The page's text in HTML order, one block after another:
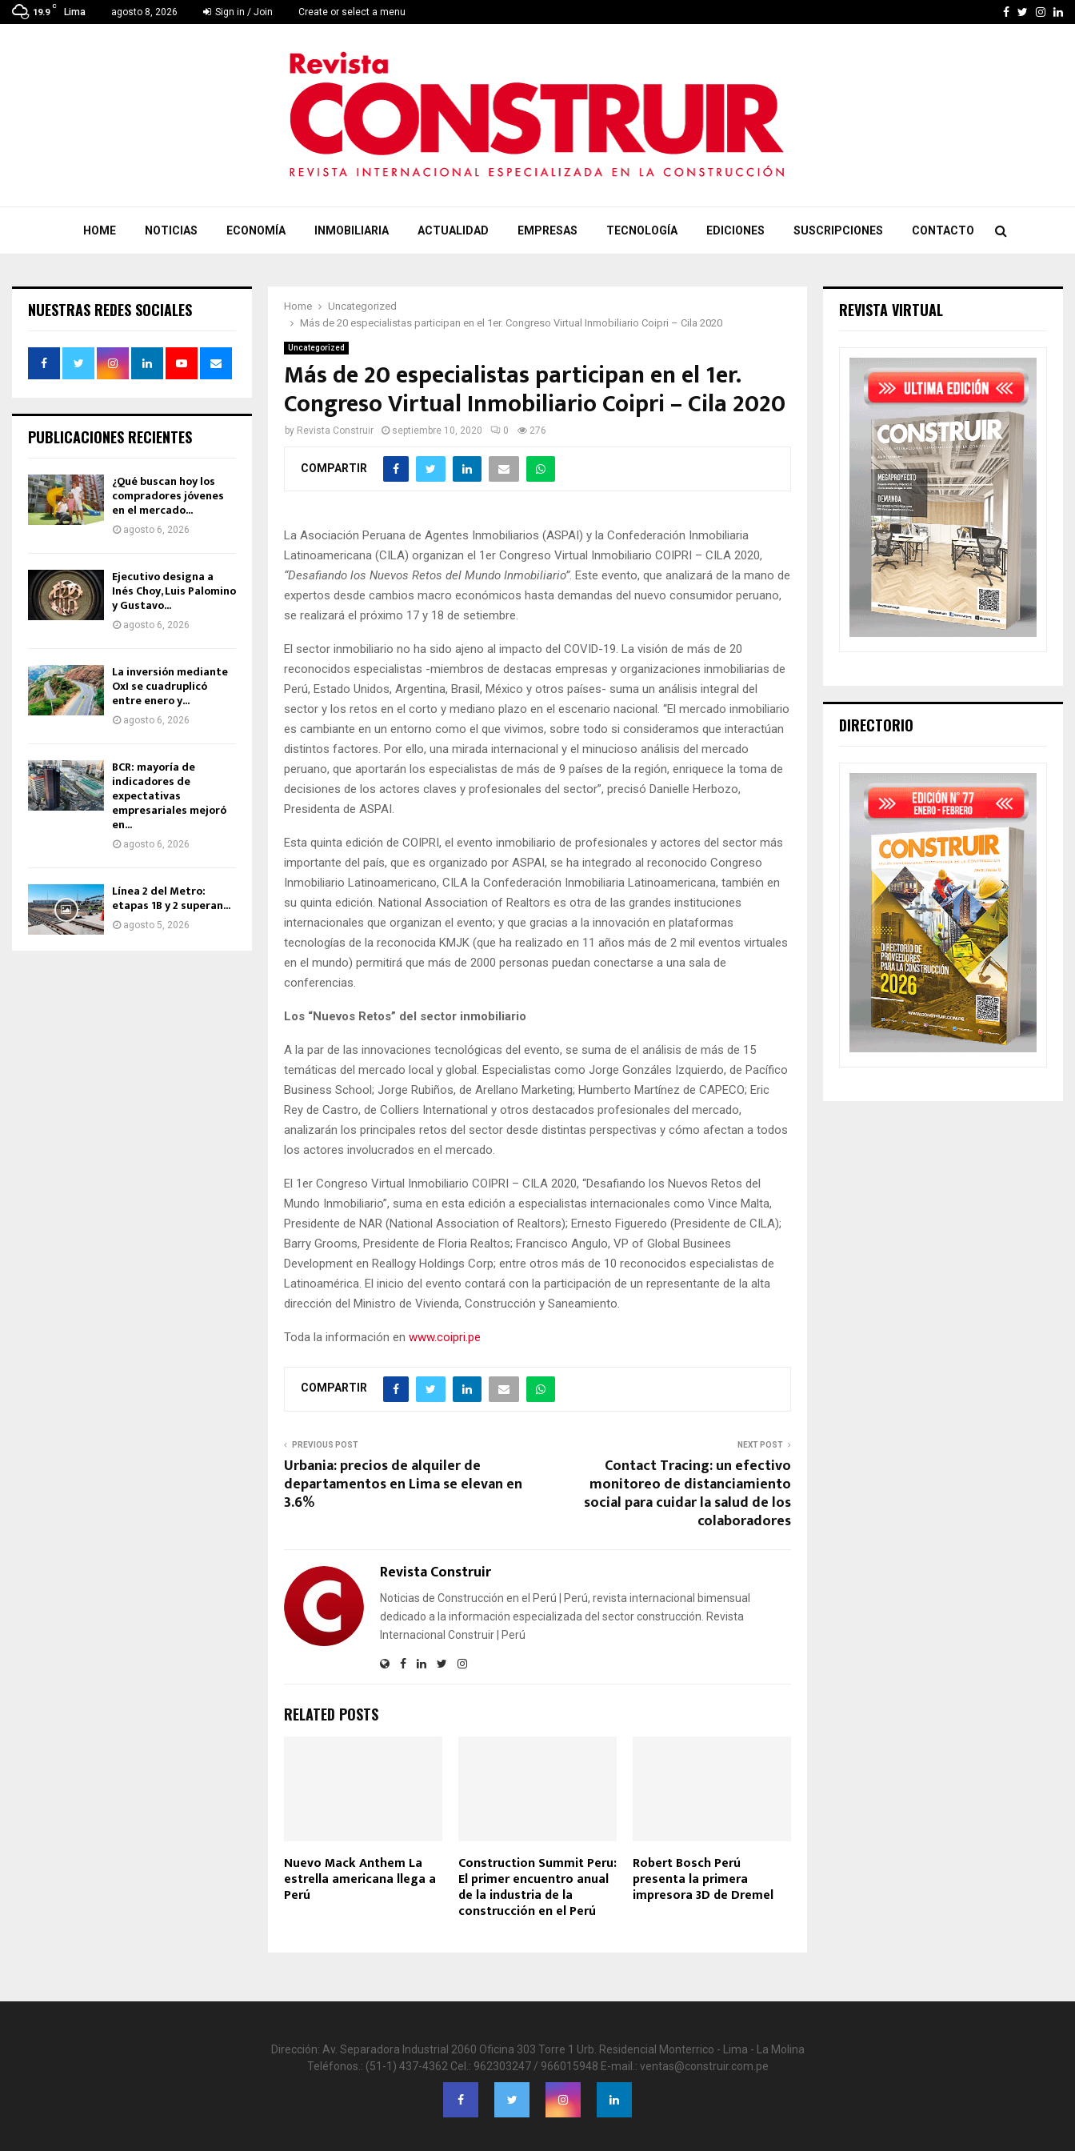
19.9
C
Lima agosto 8, 2026 Sign in / Join Create or select a menu Facebook
Twitter
HOME NOTICIAS ECONOMÍA INMOBILIARIA ACTUALIDAD EMPRESAS TECNOLOGÍA EDICIONES SUSCRIPCIONES CONTACTO
Home
Uncategorized
Más de 20 especialistas participan en el 1er. Congreso Virtual Inmobiliario Coipri – Cila 2020
Uncategorized
Más de 20 especialistas participan en el 1er.
Congreso Virtual Inmobiliario Coipri – Cila 2020
by Revista Construir septiembre 10, 2020 0 276
COMPARTIR
La Asociación Peruana de Agentes Inmobiliarios (ASPAI) y la Confederación Inmobiliaria
Latinoamericana (CILA) organizan el 1er Congreso Virtual Inmobiliario COIPRI – CILA 2020,
“Desafiando los Nuevos Retos del Mundo Inmobiliario”. Este evento, que analizará de la mano de
expertos desde cambios macro económicos hasta demandas del nuevo consumidor peruano,
se realizará el próximo 17 y 18 de setiembre.
El sector inmobiliario no ha sido ajeno al impacto del COVID-19. La visión de más de 20
reconocidos especialistas -miembros de destacas empresas y organizaciones inmobiliarias de
Perú, Estado Unidos, Argentina, Brasil, México y otros países- suma un análisis integral del
sector y los retos en el corto y mediano plazo en el escenario nacional. “El mercado inmobiliario
es cambiante en un entorno como el que vivimos, sobre todo si consideramos que interactúan
distintos factores. Por ello, una mirada internacional y el minucioso análisis del mercado
peruano, que aportarán los especialistas de más de 9 países de la región, enriquece la toma de
decisiones de los actores claves y profesionales del sector”, precisó Danielle Herbozo,
Presidenta de ASPAI.
Esta quinta edición de COIPRI, el evento inmobiliario de profesionales y actores del sector más
importante del país, que es organizado por ASPAI, se ha integrado al reconocido Congreso
Inmobiliario Latinoamericano, CILA la Confederación Inmobiliaria Latinoamericana, también en
su quinta edición. National Association of Realtors es otra de las grandes instituciones
internacionales que organizan el evento; y que gracias a la innovación en plataformas
tecnologías de la reconocida KMJK (que ha realizado en 11 años más de 2 mil eventos virtuales
en el mundo) permitirá que más de 2000 personas puedan conectarse a una sala de
conferencias.
Los “Nuevos Retos” del sector inmobiliario
A la par de las innovaciones tecnológicas del evento, se suma de el análisis de más de 15
temáticas del mercado local y global. Especialistas como Jorge Gonzáles Izquierdo, de Pacífico
Business School; Jorge Rubiños, de Arellano Marketing; Humberto Martínez de CAPECO; Eric
Rey de Castro, de Colliers International y otros destacados profesionales del mercado,
analizarán los principales retos del sector desde distintas perspectivas y cómo afectan a todos
los actores involucrados en el mercado.
El 1er Congreso Virtual Inmobiliario COIPRI – CILA 2020, “Desafiando los Nuevos Retos del
Mundo Inmobiliario”, suma en esta edición a especialistas internacionales como Vince Malta,
Presidente de NAR (National Association of Realtors); Ernesto Figueredo (Presidente de CILA);
Barry Grooms, Presidente de Floria Realtos; Francisco Angulo, VP of Global Businees
Development en Reallogy Holdings Corp; entre otros más de 10 reconocidos especialistas de
Latinoamérica. El inicio del evento contará con la participación de un representante de la alta
dirección del Ministro de Vivienda, Construcción y Saneamiento.
Toda la información en www.coipri.pe
COMPARTIR
PREVIOUS POST
Urbania: precios de alquiler de
departamentos en Lima se elevan en
3.6%
NEXT POST
Contact Tracing: un efectivo
monitoreo de distanciamiento
social para cuidar la salud de los
colaboradores
Revista Construir
Noticias de Construcción en el Perú | Perú, revista internacional bimensual
dedicado a la información especializada del sector construcción. Revista
Internacional Construir | Perú
RELATED POSTS
Nuevo Mack Anthem La
estrella americana llega a
Perú
Construction Summit Peru:
El primer encuentro anual
de la industria de la
construcción en el Perú
Robert Bosch Perú
presenta la primera
impresora 3D de Dremel
NUESTRAS REDES SOCIALES
PUBLICACIONES RECIENTES
¿Qué buscan hoy los
compradores jóvenes
en el mercado...
agosto 6, 2026
Ejecutivo designa a
Inés Choy, Luis Palomino
y Gustavo...
agosto 6, 2026
La inversión mediante
OxI se cuadruplicó
entre enero y...
agosto 6, 2026
BCR: mayoría de
indicadores de
expectativas
empresariales mejoró
en...
agosto 6, 2026
Línea 2 del Metro:
etapas 1B y 2 superan...
agosto 5, 2026
REVISTA VIRTUAL
DIRECTORIO
Dirección: Av. Separadora Industrial 2060 Oficina 303 Torre 1 Urb. Residencial Monterrico - Lima - La Molina
Teléfonos.: (51-1) 437-4362 Cel.: 962303247 / 966015948 E-mail.: ventas@construir.com.pe